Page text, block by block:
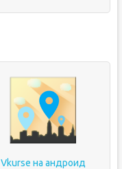
Vkurse на андроид